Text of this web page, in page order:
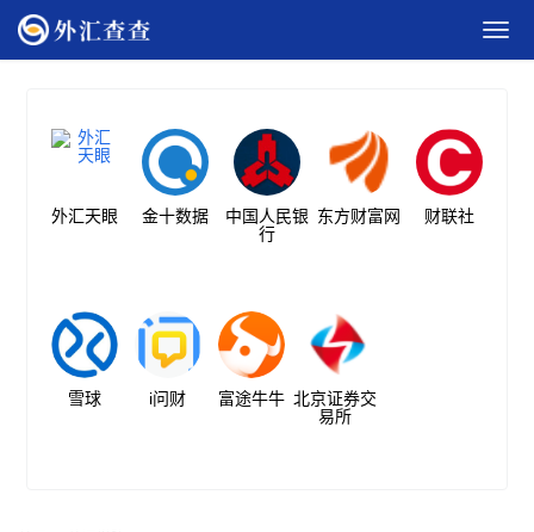
外汇天眼 金十数据
中国人民银
行
东方财富网 财联社
雪球 i问财 富途牛牛 北京证券交
易所